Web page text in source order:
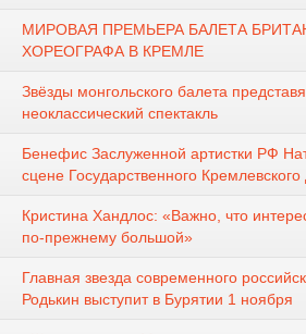
МИРОВАЯ ПРЕМЬЕРА БАЛЕТА
ХОРЕОГРАФА В КРЕМЛЕ
Звёзды монгольского балета
неоклассический спектакль
Бенефис Заслуженной артистки РФ
сцене Государственного
Кристина Хандлос: «Важно, что
по-прежнему большой»
Главная звезда современного
Родькин выступит в Бурятии 1 ноября